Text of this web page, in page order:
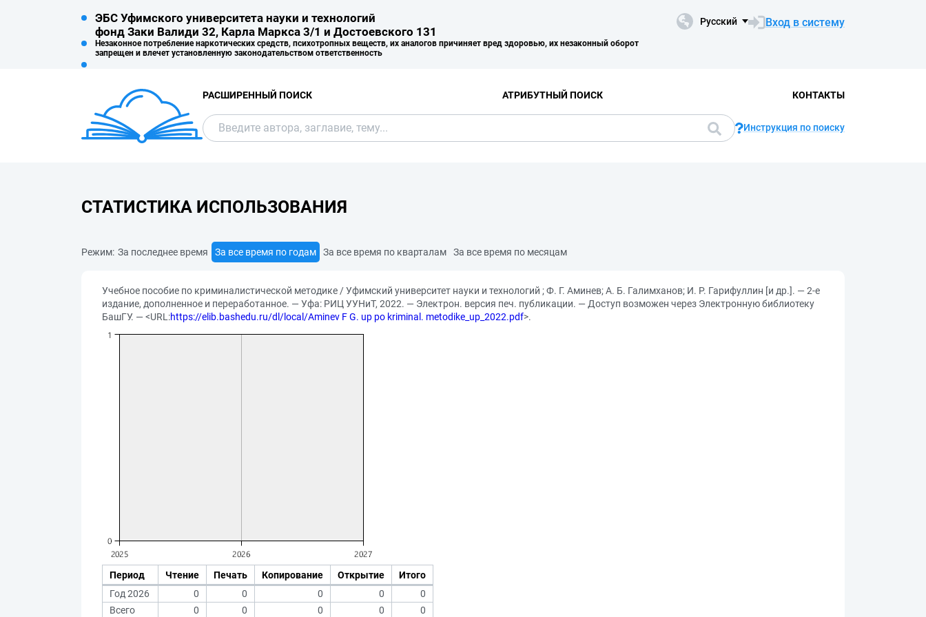
ЭБС Уфимского университета науки и технологий
фонд Заки Валиди 32, Карла Маркса 3/1 и Достоевского 131
Незаконное потребление наркотических средств, психотропных веществ, их аналогов причиняет вред здоровью, их незаконный оборот
запрещен и влечет установленную законодательством ответственность
Русский Вход в систему
РАСШИРЕННЫЙ ПОИСК АТРИБУТНЫЙ ПОИСК КОНТАКТЫ
Инструкция по поиску
СТАТИСТИКА ИСПОЛЬЗОВАНИЯ
Режим: За последнее время За все время по годам За все время по кварталам За все время по месяцам
Учебное пособие по криминалистической методике / Уфимский университет науки и технологий ; Ф. Г. Аминев; А. Б. Галимханов; И. Р. Гарифуллин [и др.]. — 2-е
издание, дополненное и переработанное. — Уфа: РИЦ УУНиТ, 2022. — Электрон. версия печ. публикации. — Доступ возможен через Электронную библиотеку
БашГУ. — <URL:https://elib.bashedu.ru/dl/local/Aminev F G. up po kriminal. metodike_up_2022.pdf>.
Период Чтение Печать Копирование Открытие
Итого
Год 2026
0 0 0 0
0
Всего
0 0 0 0 0